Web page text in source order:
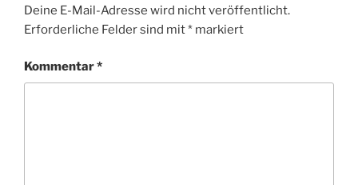
Deine E-Mail-Adresse wird nicht veröffentlicht.
Erforderliche Felder sind mit* markiert
Kommentar*